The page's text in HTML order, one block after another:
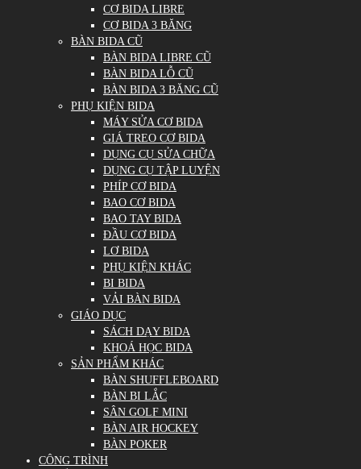
CƠ BIDA LIBRE
CƠ BIDA 3 BĂNG
BÀN BIDA CŨ
BÀN BIDA LIBRE CŨ
BÀN BIDA LỖ CŨ
BÀN BIDA 3 BĂNG CŨ
PHỤ KIỆN BIDA
MÁY SỬA CƠ BIDA
GIÁ TREO CƠ BIDA
DỤNG CỤ SỬA CHỮA
DỤNG CỤ TẬP LUYỆN
PHÍP CƠ BIDA
BAO CƠ BIDA
BAO TAY BIDA
ĐẦU CƠ BIDA
LƠ BIDA
PHỤ KIỆN KHÁC
BI BIDA
VẢI BÀN BIDA
GIÁO DỤC
SÁCH DẠY BIDA
KHOÁ HỌC BIDA
SẢN PHẨM KHÁC
BÀN SHUFFLEBOARD
BÀN BI LẮC
SÂN GOLF MINI
BÀN AIR HOCKEY
BÀN POKER
CÔNG TRÌNH